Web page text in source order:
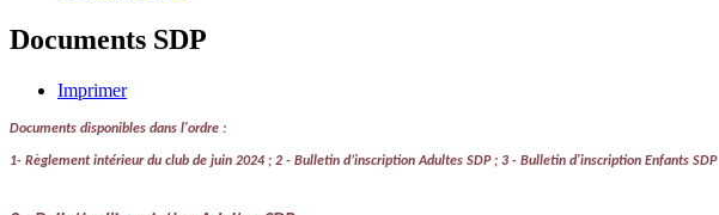
Documents SDP
Imprimer
Documents disponibles dans l'ordre :
1- Règlement intérieur du club de juin 2024 ; 2 - Bulletin d’inscription Adultes SDP ; 3 - Bulletin d'inscription Enfants SDP